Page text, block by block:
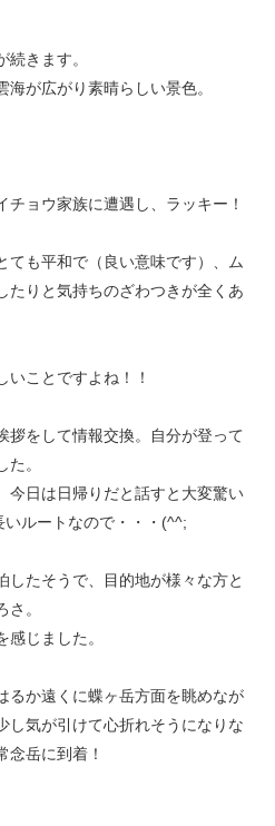
きます。
が広がり素晴らしい景色。
ョウ家族に遭遇し、ラッキー！
ても平和で（良い意味です）、ム
たりと気持ちのざわつきが全くあ
いことですよね！！
拶をして情報交換。自分が登って
。
今日は日帰りだと話すと大変驚い
ルートなので・・・(^^;
したそうで、目的地が様々な方と
。
じました。
るか遠くに蝶ヶ岳方面を眺めなが
し気が引けて心折れそうになりな
念岳に到着！